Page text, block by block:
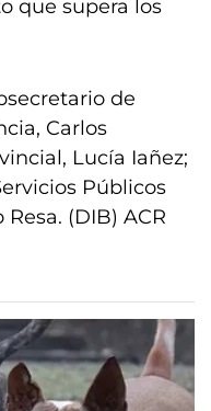
que supera los
de
Carlos
Lucía Iañez;
Públicos
(DIB) ACR